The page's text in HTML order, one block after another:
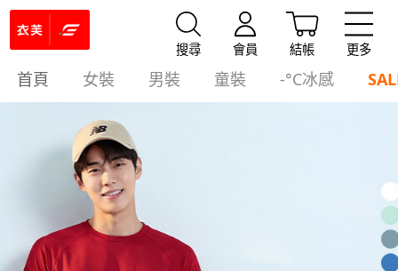
搜尋 會員 結帳 更多
首頁 女裝 男裝 童裝 -°C冰感